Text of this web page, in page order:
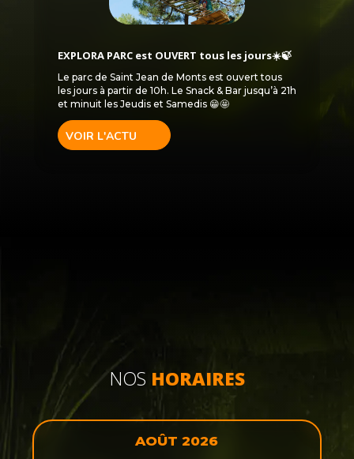
EXPLORA PARC est OUVERT tous les jours☀️🍃
Le parc de Saint Jean de Monts est ouvert tous
les jours à partir de 10h. Le Snack & Bar jusqu’à 21h
et minuit les Jeudis et Samedis 😁🤩
VOIR L'ACTU
NOS HORAIRES
AOÛT 2026